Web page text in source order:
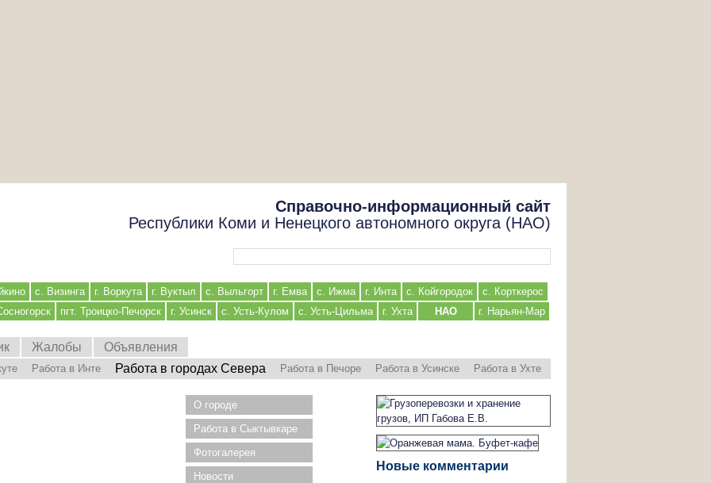
Справочно-информационный сайт
Республики Коми и Ненецкого автономного округа (НАО)
с. Визинга г. Воркута г. Вуктыл с. Выльгорт г. Емва с. Ижма г. Инта с. Койгородок
с. Корткерос
пгт. Троицко-Печорск г. Усинск с. Усть-Кулом с. Усть-Цильма г. Ухта НАО г. Нарьян-Мар
Жалобы Объявления
Работа в Инте Работа в городах Севера Работа в Печоре Работа в Усинске Работа в Ухте
О городе
Работа в Сыктывкаре
Фотогалерея
Новости
Новые комментарии